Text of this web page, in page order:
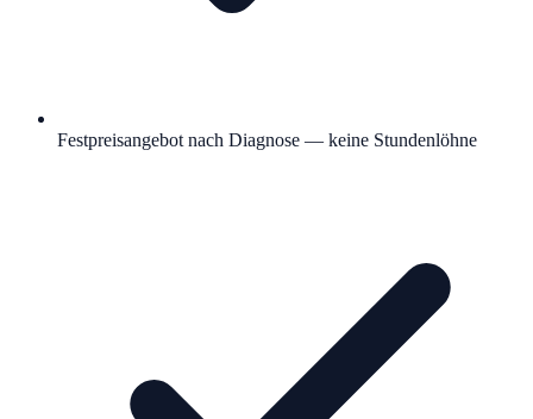
Festpreisangebot nach Diagnose — keine Stundenlöhne